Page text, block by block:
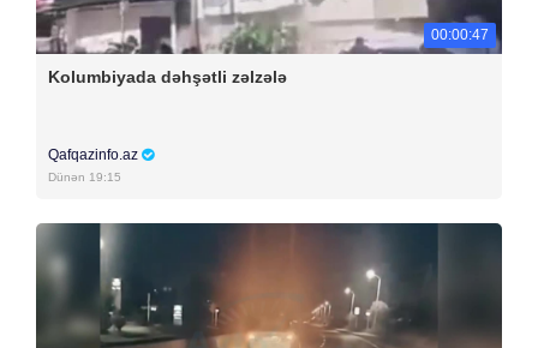
00:00:47
Kolumbiyada dəhşətli zəlzələ
Qafqazinfo.az
Dünən 19:15